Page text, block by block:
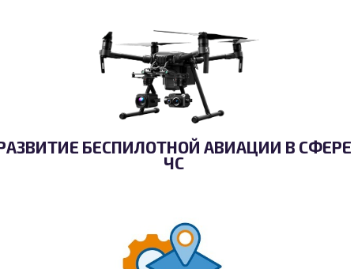
БЕСПИЛОТНОЙ АВИАЦИИ В СФЕРЕ
ЧС